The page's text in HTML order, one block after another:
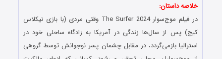
خلاصه داستان:
در فیلم موج‌سوار The Surfer 2024 وقتی مردی (با بازی نیکلاس
کیج) پس از سال‌ها زندگی در آمریکا به زادگاه ساحلی خود در
استرالیا بازمی‌گردد، در مقابل چشمان پسر نوجوانش توسط گروهی